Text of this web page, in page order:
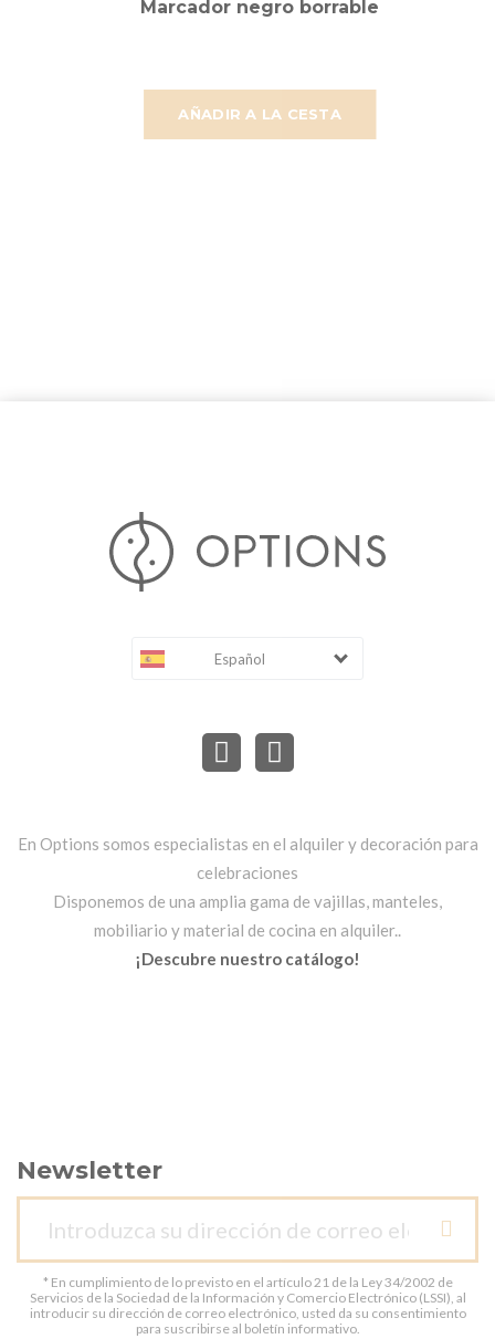
AÑADIR A LA CESTA
Marcador negro borrable
Español
En Options somos especialistas en el alquiler y decoración para
celebraciones
Disponemos de una amplia gama de vajillas, manteles,
mobiliario y material de cocina en alquiler..
¡Descubre nuestro catálogo!
Newsletter
* En cumplimiento de lo previsto en el artículo 21 de la Ley 34/2002 de
Servicios de la Sociedad de la Información y Comercio Electrónico (LSSI), al
introducir su dirección de correo electrónico, usted da su consentimiento
para suscribirse al boletín informativo.